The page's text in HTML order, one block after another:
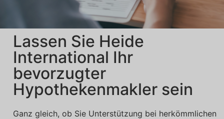
Lassen Sie Heide
International Ihr
bevorzugter
Hypothekenmakler sein
Ganz gleich, ob Sie Unterstützung bei herkömmlichen